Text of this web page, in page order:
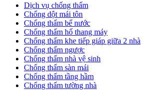
Dịch vụ chống thấm
Chống dột mái tôn
Chống thấm bể nước
Chống thấm hố thang máy
Chống thấm khe tiếp giáp giữa 2 nhà
Chống thấm ngược
Chống thấm nhà vệ sinh
Chống thấm sàn mái
Chống thấm tầng hầm
Chống thấm tường nhà